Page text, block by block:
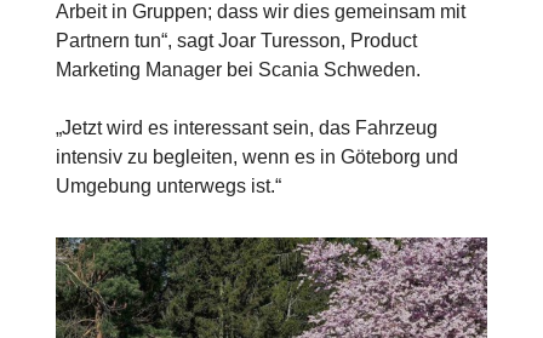
Arbeit in Gruppen; dass wir dies gemeinsam mit
Partnern tun“, sagt Joar Turesson, Product
Marketing Manager bei Scania Schweden.
„Jetzt wird es interessant sein, das Fahrzeug
intensiv zu begleiten, wenn es in Göteborg und
Umgebung unterwegs ist.“